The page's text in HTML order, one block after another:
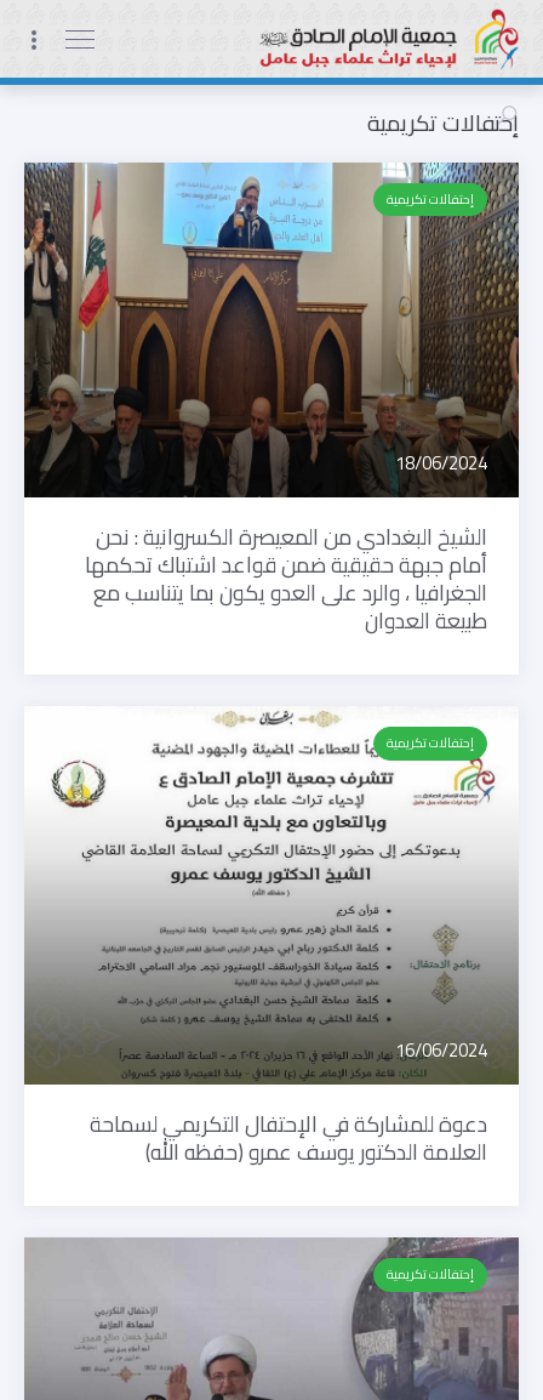
إحتفالات تكريمية
إحتفالات تكريمية
18/06/2024
الشيخ البغدادي من المعيصرة الكسروانية : نحن
أمام جبهة حقيقية ضمن قواعد اشتباك تحكمها
الجغرافيا ، والرد على العدو يكون بما يتناسب مع
طبيعة العدوان
إحتفالات تكريمية
16/06/2024
دعوة للمشاركة في الإحتفال التكريمي لسماحة
العلامة الدكتور يوسف عمرو (حفظه الله)
إحتفالات تكريمية